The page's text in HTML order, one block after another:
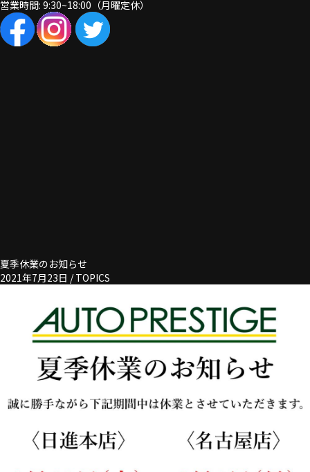
営業時間: 9:30~18:00（月曜定休）
夏季休業のお知らせ
2021年7月23日 /TOPICS